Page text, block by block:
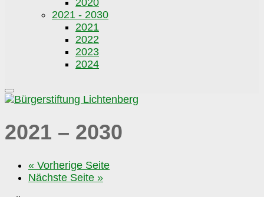
2020
2021 - 2030
2021
2022
2023
2024
2021 – 2030
« Vorherige Seite
Nächste Seite »